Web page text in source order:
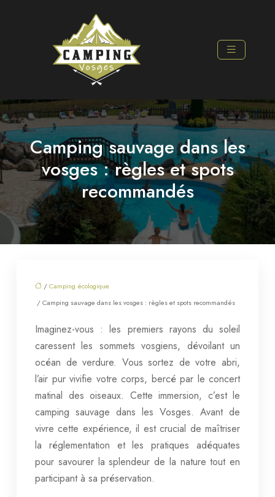
Camping sauvage dans les
vosges : règles et spots
recommandés
/Camping écologique
/ Camping sauvage dans les vosges : règles et spots recommandés
Imaginez-vous : les premiers rayons du soleil
caressent les sommets vosgiens, dévoilant un
océan de verdure. Vous sortez de votre abri,
l’air pur vivifie votre corps, bercé par le concert
matinal des oiseaux. Cette immersion, c’est le
camping sauvage dans les Vosges. Avant de
vivre cette expérience, il est crucial de maîtriser
la réglementation et les pratiques adéquates
pour savourer la splendeur de la nature tout en
participant à sa préservation.